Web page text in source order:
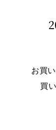
お買
買